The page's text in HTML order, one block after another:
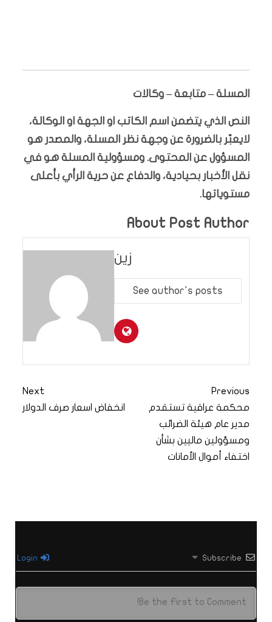
المسلة – متابعة – وكالات
النص الذي يتضمن اسم الكاتب او الجهة او الوكالة،
لايعبّر بالضرورة عن وجهة نظر المسلة، والمصدر هو
المسؤول عن المحتوى. ومسؤولية المسلة هو في
نقل الأخبار بحيادية، والدفاع عن حرية الرأي بأعلى
مستوياتها.
About Post Author
زين
See author's posts
Previous
محكمة عراقية تستقدم
مدير عام هيئة الضرائب
ومسؤولين ماليين بشأن
اختفاء أموال الأمانات
Next
انخفاض اسعار صرف الدولار
Subscribe